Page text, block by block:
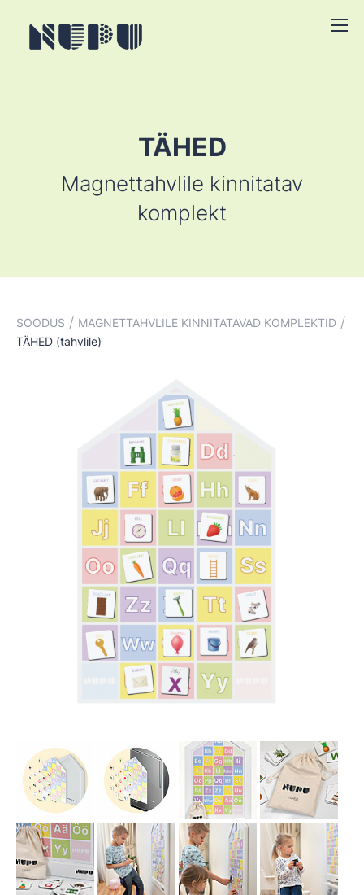
TÄHED
Magnettahvlile kinnitatav
komplekt
SOODUS / MAGNETTAHVLILE KINNITATAVAD KOMPLEKTID /
TÄHED (tahvlile)